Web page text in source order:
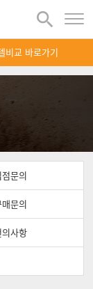

비교 바로가기
점문의
문의
의사항